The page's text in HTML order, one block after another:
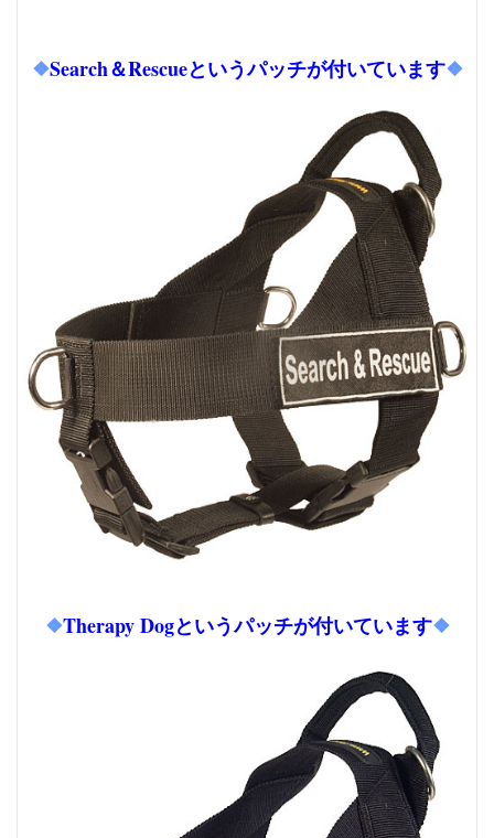
❖Search＆Rescueというパッチが付いています❖
❖Therapy Dogというパッチが付いています❖